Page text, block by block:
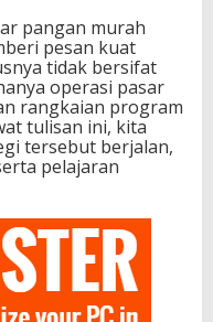
pangan murah
pesan kuat
tidak bersifat
operasi pasar
rangkaian program
tulisan ini, kita
tersebut berjalan,
pelajaran